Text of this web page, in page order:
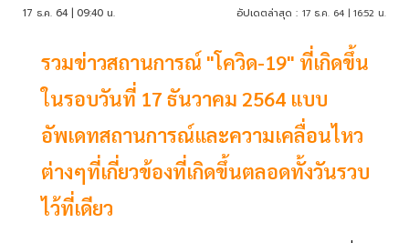
17 ธ.ค. 64 | 09:40 น. อัปเดตล่าสุด : 17 ธ.ค. 64 | 16:52 น.
รวมข่าวสถานการณ์ "โควิด-19" ที่เกิดขึ้น
ในรอบวันที่ 17 ธันวาคม 2564 แบบ
อัพเดทสถานการณ์และความเคลื่อนไหว
ต่างๆที่เกี่ยวข้องที่เกิดขึ้นตลอดทั้งวันรวบ
ไว้ที่เดียว